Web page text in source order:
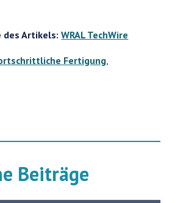
des Artikels:WRAL TechWire
Fertigung,
Beiträge